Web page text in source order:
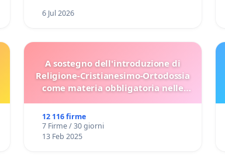
6 Jul 2026
A sostegno dell'introduzione di
Religione-Cristianesimo-Ortodossia
come materia obbligatoria nelle
12 116 firme
7 Firme / 30 giorni
13 Feb 2025